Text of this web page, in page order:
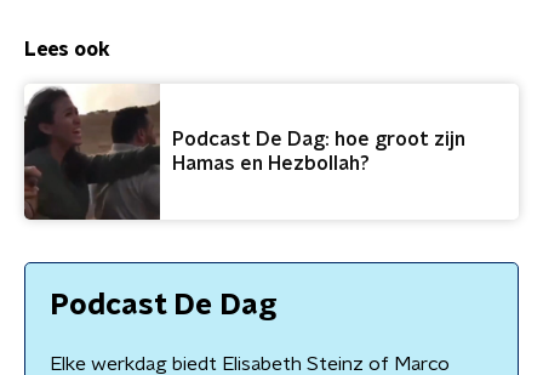
Lees ook
Podcast De Dag: hoe groot zijn
Hamas en Hezbollah?
Podcast De Dag
Elke werkdag biedt Elisabeth Steinz of Marco